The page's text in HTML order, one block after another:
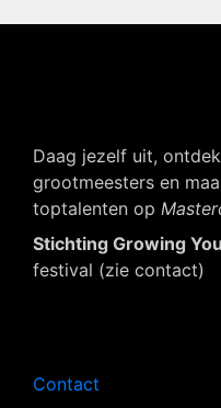
Daag jezelf uit,
grootmeesters en
toptalenten op
Stichting Growing
festival (zie contact)
Contact